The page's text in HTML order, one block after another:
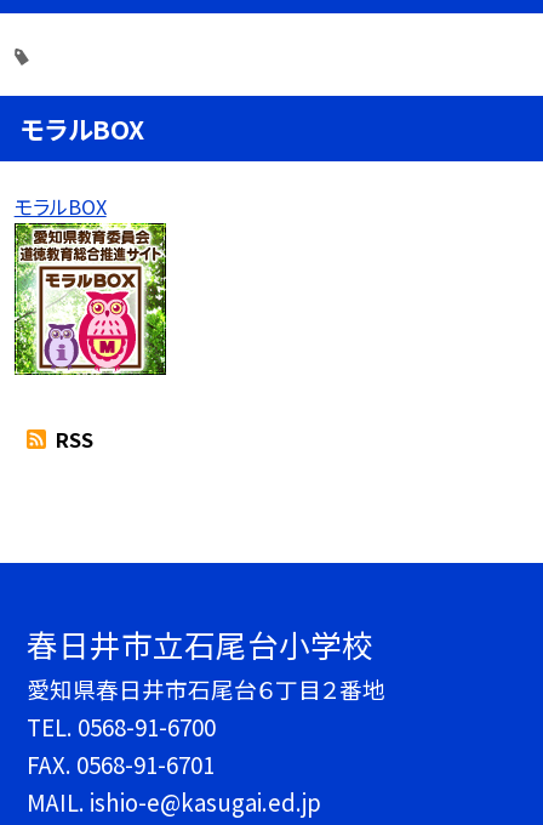
モラルBOX
モラルBOX
RSS
春日井市立石尾台小学校
愛知県春日井市石尾台６丁目２番地
TEL. 0568-91-6700
FAX. 0568-91-6701
MAIL. ishio-e@kasugai.ed.jp